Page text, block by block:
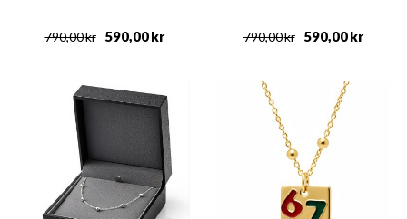
kr
790,00 kr
590,00 kr
790,00 kr
590,00